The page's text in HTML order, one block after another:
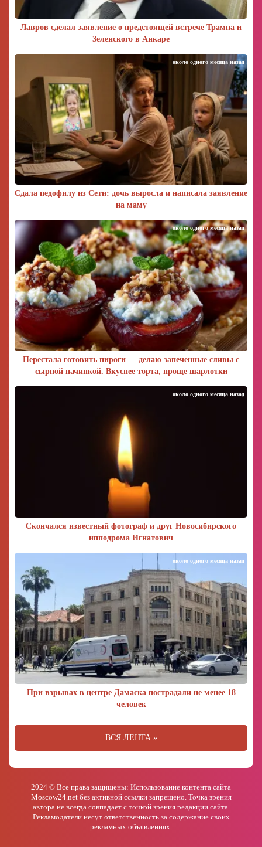
Лавров сделал заявление о предстоящей встрече Трампа и
Зеленского в Анкаре
Сдала педофилу из Сети: дочь выросла и написала заявление
на маму
около одного месяца назад
Перестала готовить пироги — делаю запеченные сливы с
сырной начинкой. Вкуснее торта, проще шарлотки
около одного месяца назад
Скончался известный фотограф и друг Новосибирского
ипподрома Игнатович
около одного месяца назад
При взрывах в центре Дамаска пострадали не менее 18
человек
около одного месяца назад
ВСЯ ЛЕНТА »
2024 © Все права защищены: Использование контента сайта
Moscow24.net без активной ссылки запрещено. Точка зрения
автора не всегда совпадает с точкой зрения редакции сайта.
Рекламодатели несут ответственность за содержание своих
рекламных объявлениях.